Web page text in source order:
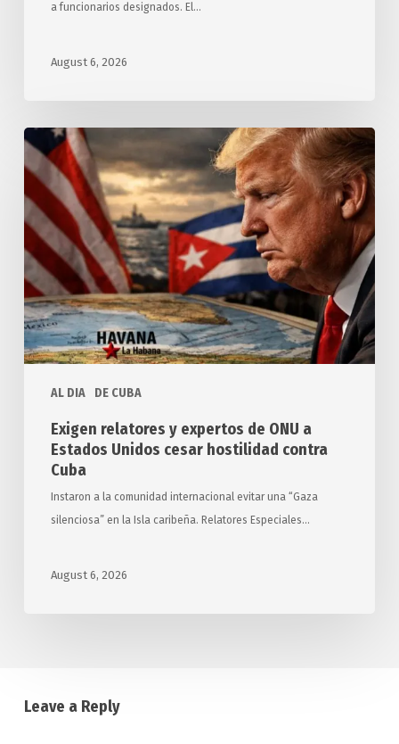
a funcionarios designados. El…
August 6, 2026
AL DIA DE CUBA
Exigen
relatores
expertos
de
ONU
a
Estados
Unidos
cesar
contra
Exigen relatores y expertos de ONU a
Estados Unidos cesar hostilidad contra
Cuba
Instaron a la comunidad internacional evitar una “Gaza
silenciosa” en la Isla caribeña. Relatores Especiales…
August 6, 2026
Leave a Reply